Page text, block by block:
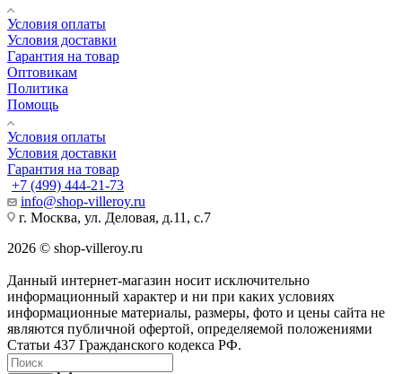
Условия оплаты
Условия доставки
Гарантия на товар
Оптовикам
Политика
Помощь
Условия оплаты
Условия доставки
Гарантия на товар
+7 (499) 444-21-73
info@shop-villeroy.ru
г. Москва, ул. Деловая, д.11, с.7
2026 © shop-villeroy.ru
Данный интернет-магазин носит исключительно
информационный характер и ни при каких условиях
информационные материалы, размеры, фото и цены сайта не
являются публичной офертой, определяемой положениями
Статьи 437 Гражданского кодекса РФ.